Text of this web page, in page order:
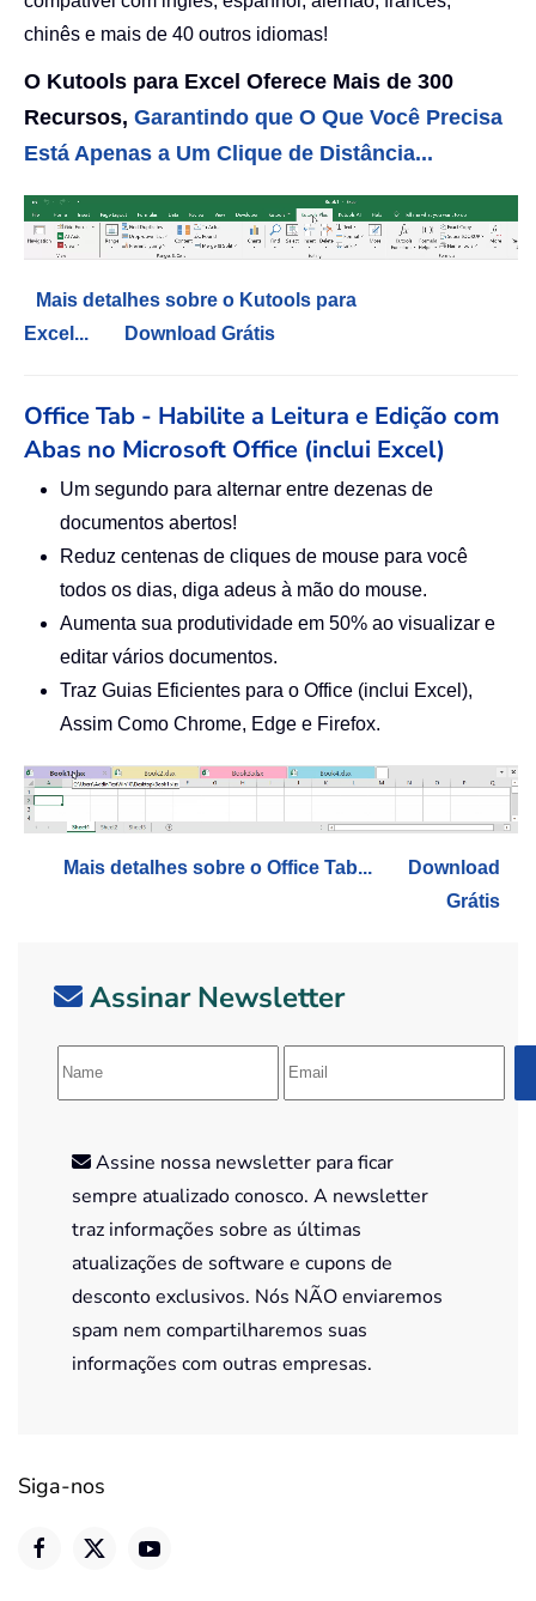
chinês e mais de 40 outros idiomas!
O Kutools para Excel Oferece Mais de 300
Recursos, Garantindo que O Que Você Precisa
Está Apenas a Um Clique de Distância...
Mais detalhes sobre o Kutools para
Excel...
Download Grátis
Office Tab - Habilite a Leitura e Edição com
Abas no Microsoft Office (inclui Excel)
Um segundo para alternar entre dezenas de
documentos abertos!
Reduz centenas de cliques de mouse para você
todos os dias, diga adeus à mão do mouse.
Aumenta sua produtividade em 50% ao visualizar e
editar vários documentos.
Traz Guias Eficientes para o Office (inclui Excel),
Assim Como Chrome, Edge e Firefox.
Mais detalhes sobre o Office Tab...
Download
Grátis
Assinar Newsletter
Assine nossa newsletter para ficar
sempre atualizado conosco. A newsletter
traz informações sobre as últimas
atualizações de software e cupons de
desconto exclusivos. Nós NÃO enviaremos
spam nem compartilharemos suas
informações com outras empresas.
Siga-nos